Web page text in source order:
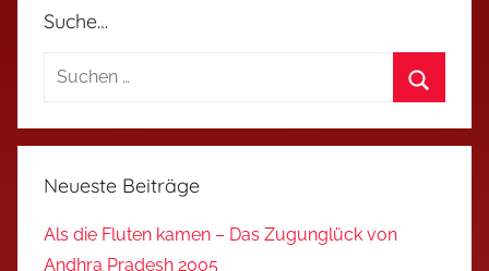
Beiträge
Suche…
Suchen
Neueste Beiträge
Als die Fluten kamen – Das Zugunglück von
Andhra Pradesh 2005